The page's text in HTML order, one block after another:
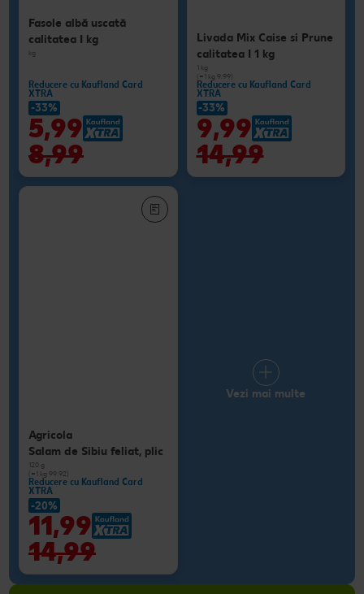
Fasole albă uscată
calitatea I kg
kg
Reducere cu Kaufland Card
XTRA
-33%
5,99
8,99
Livada Mix Caise si Prune
calitatea I 1 kg
1 kg
(=1 kg 9.99)
Reducere cu Kaufland Card
XTRA
-33%
9,99
14,99
Agricola
Salam de Sibiu feliat, plic
120 g
(=1 kg 99.92)
Reducere cu Kaufland Card
XTRA
-20%
11,99
14,99
Vezi mai multe